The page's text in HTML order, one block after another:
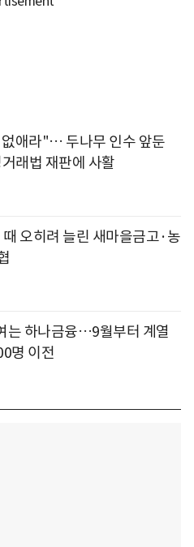
애라"… 두나무 인수 앞둔
래법 재판에 사활
때 오히려 늘린 새마을금고·농
는 하나금융…9월부터 계열
명 이전